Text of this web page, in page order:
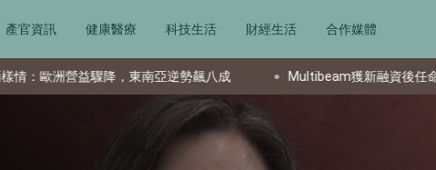
產官資訊 健康醫療 科技生活 財經生活 合作媒體
Multibeam獲新融資後任命CFO 強化量子科技產業財務實力